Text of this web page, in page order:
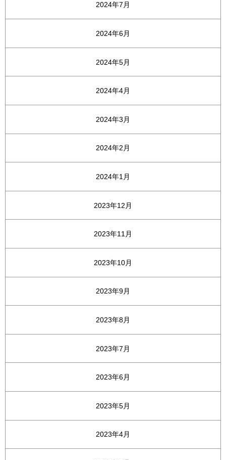
2024年7月
2024年6月
2024年5月
2024年4月
2024年3月
2024年2月
2024年1月
2023年12月
2023年11月
2023年10月
2023年9月
2023年8月
2023年7月
2023年6月
2023年5月
2023年4月